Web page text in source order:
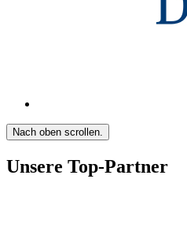
Nach oben scrollen.
Unsere Top-Partner